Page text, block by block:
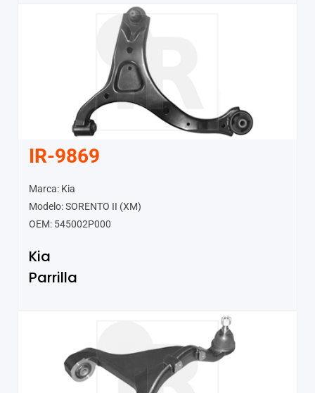
IR-9869
Marca: Kia
Modelo: SORENTO II (XM)
OEM: 545002P000
Kia
Parrilla